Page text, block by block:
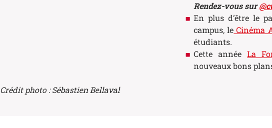
Rendez-vous sur
En plus d’être le
campus, le Cinéma
étudiants.
Cette annéeLa
nouveaux bons
Crédit photo : Sébastien Bellaval